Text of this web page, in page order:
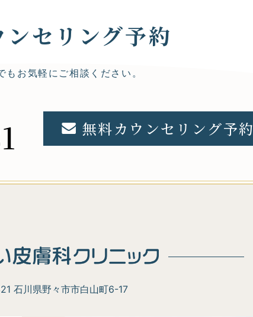
セリング予約
もお気軽にご相談ください。
無料カウンセリング予約
石川県野々市市白山町6-17